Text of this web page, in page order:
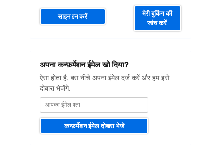
साइन इन करें
मेरी बुकिंग की
जांच करें
अपना कन्फ़र्मेशन ईमेल खो दिया?
ऐसा होता है. बस नीचे अपना ईमेल दर्ज करें और हम इसे
दोबारा भेजेंगे.
कन्फ़र्मेशन ईमेल दोबारा भेजें